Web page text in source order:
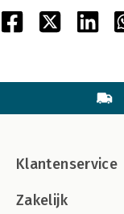
Klantenservice
Zakelijk